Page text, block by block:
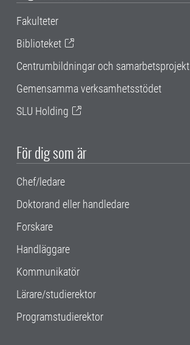
Fakulteter
Biblioteket
Centrumbildningar och samarbetsprojekt
Gemensamma verksamhetsstödet
SLU Holding
För dig som är
Chef/ledare
Doktorand eller handledare
Forskare
Handläggare
Kommunikatör
Lärare/studierektor
Programstudierektor